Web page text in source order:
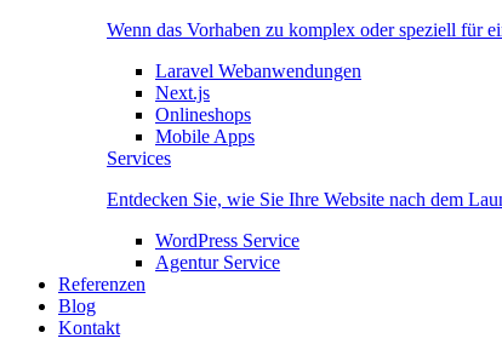
Wenn das Vorhaben zu komplex oder speziell für
Laravel Webanwendungen
Next.js
Onlineshops
Mobile Apps
Services
Entdecken Sie, wie Sie Ihre Website nach dem
WordPress Service
Agentur Service
Referenzen
Blog
Kontakt